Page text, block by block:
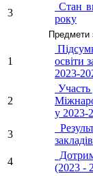
3
Стан
року
Предмети
1
освіти
2023-
2
Участь
у 2023-
3
4
(2023 -